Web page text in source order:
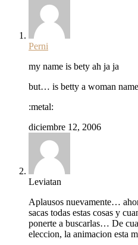
Perni
my name is bety ah ja ja
but… is betty a woman
:metal:
diciembre 12, 2006
Leviatan
Aplausos nuevamente…
sacas todas estas cosas y
ponerte a buscarlas… De
eleccion, la animacion esta